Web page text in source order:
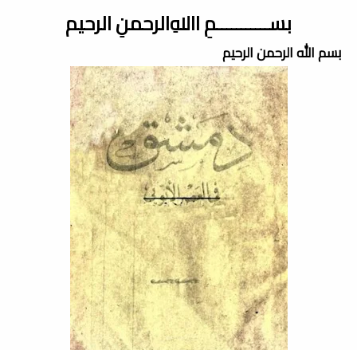
بســـــــــــمِ اﷲِالرحمنِ الرحيم
بسم الله الرحمن الرحيم